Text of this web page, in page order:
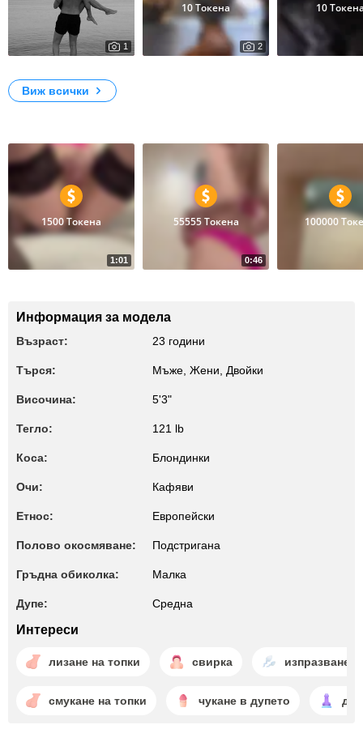
1
10 Токена
2
10
Виж всички
1:01
1500 Токена
0:46
55555 Токена 100000
Информация за модела
Възраст: 23 години
Търся: Мъже, Жени, Двойки
Височина: 5'3"
Тегло: 121 lb
Коса: Блондинки
Очи: Кафяви
Етнос: Европейски
Полово окосмяване: Подстригана
Гръдна обиколка: Малкa
Дупе: Среднa
Интереси
лизане на топки свирка изпразване
смукане на топки чукане в дупето